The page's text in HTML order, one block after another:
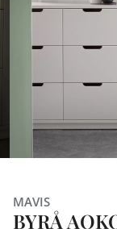
MAVIS
BYRÅ